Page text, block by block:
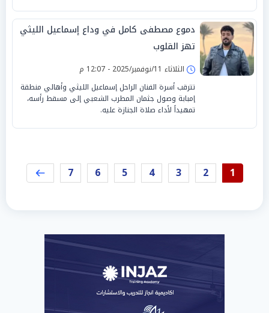
دموع مصطفى كامل في وداع إسماعيل الليثي
تهز القلوب
الثلاثاء 11/نوفمبر/2025 - 12:07 م
تترقب أسرة الفنان الراحل إسماعيل الليثي وأهالي منطقة
إمبابة وصول جثمان المطرب الشعبي إلى مسقط رأسه،
تمهيداً لأداء صلاة الجنازة عليه.
1
2
3
4
5
6
7